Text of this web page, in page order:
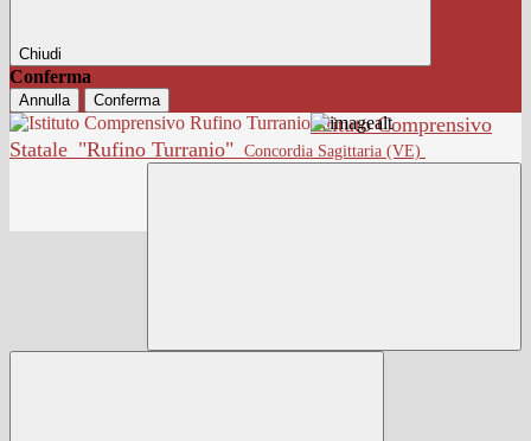
Chiudi
Conferma
Annulla Conferma
Istituto Comprensivo
Statale "Rufino Turranio" Concordia Sagittaria (VE)